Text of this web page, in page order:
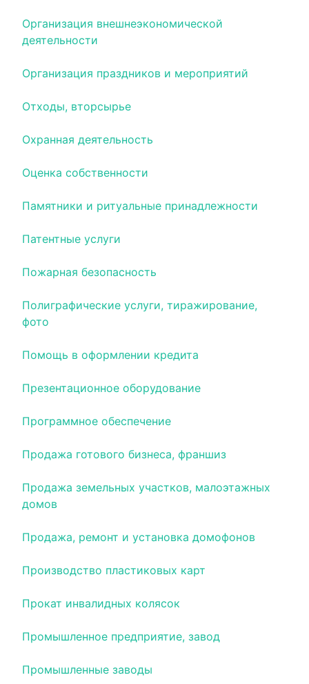
Организация внешнеэкономической
деятельности
Организация праздников и мероприятий
Отходы, вторсырье
Охранная деятельность
Оценка собственности
Памятники и ритуальные принадлежности
Патентные услуги
Пожарная безопасность
Полиграфические услуги, тиражирование,
фото
Помощь в оформлении кредита
Презентационное оборудование
Программное обеспечение
Продажа готового бизнеса, франшиз
Продажа земельных участков, малоэтажных
домов
Продажа, ремонт и установка домофонов
Производство пластиковых карт
Прокат инвалидных колясок
Промышленное предприятие, завод
Промышленные заводы